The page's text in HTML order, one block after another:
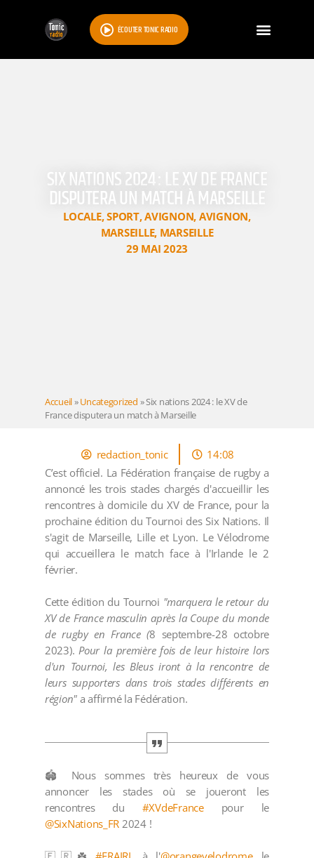
ÉCOUTER TONIC RADIO
SIX NATIONS 2024 : LE XV DE FRANCE
DISPUTERA UN MATCH À MARSEILLE
LOCALE,SPORT,AVIGNON, AVIGNON,
MARSEILLE, MARSEILLE
29 MAI 2023
Accueil»Uncategorized »Six nations 2024 : le XV de
France disputera un match à Marseille
redaction_tonic
14:08
C’est officiel. La Fédération française de rugby a
annoncé les trois stades chargés d'accueillir les
rencontres à domicile du XV de France, pour la
prochaine édition du Tournoi des Six Nations. Il
s'agit de Marseille, Lille et Lyon. Le Vélodrome
qui accueillera le match face à l'Irlande le 2
février.
Cette édition du Tournoi "marquera le retour du
XV de France masculin après la Coupe du monde
de rugby en France (8 septembre-28 octobre
2023).Pour la première fois de leur histoire lors
d'un Tournoi, les Bleus iront à la rencontre de
leurs supporters dans trois stades différents en
région" a affirmé la Fédération.
🏟️ Nous sommes très heureux de vous
annoncer les stades où se joueront les
rencontres du #XVdeFrancepour le
@SixNations_FR 2024 !